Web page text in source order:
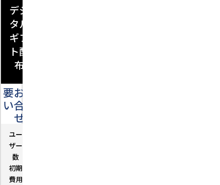
デジ
タル
ギフ
ト配
布
要お問
い合わ
せ
ユー
ザー
数
初期
費用